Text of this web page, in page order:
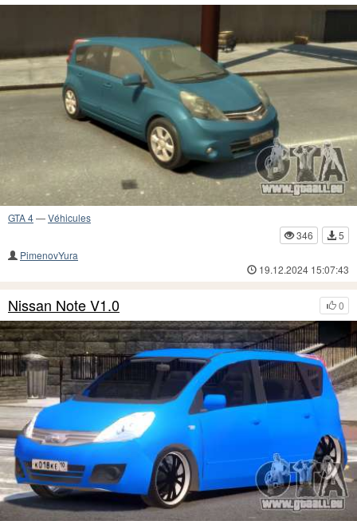
GTA 4—Véhicules
346
5
PimenovYura
19.12.2024 15:07:43
0
Nissan Note V1.0